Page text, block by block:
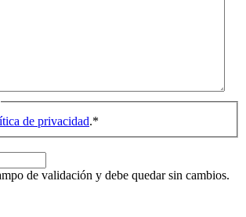
de privacidad.*
de validación y debe quedar sin cambios.